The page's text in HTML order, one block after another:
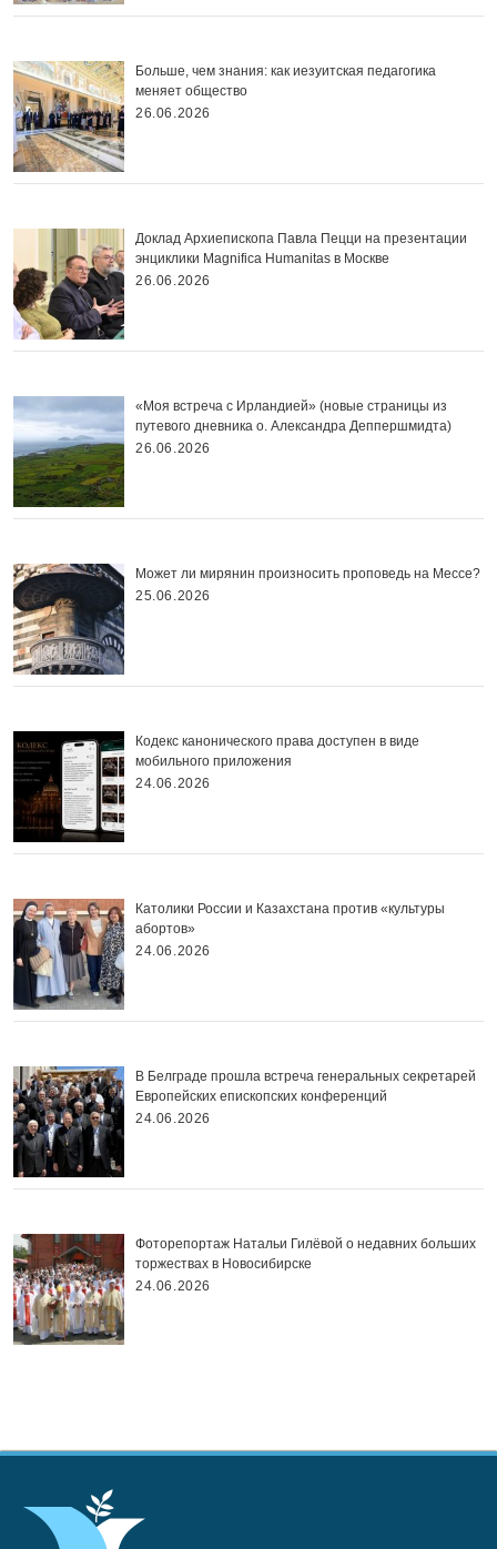
Больше, чем знания: как иезуитская педагогика
меняет общество
26.06.2026
Доклад Архиепископа Павла Пецци на презентации
энциклики Magnifica Нumanitas в Москве
26.06.2026
«Моя встреча с Ирландией» (новые страницы из
путевого дневника о. Александра Деппершмидта)
26.06.2026
Может ли мирянин произносить проповедь на Мессе?
25.06.2026
Кодекс канонического права доступен в виде
мобильного приложения
24.06.2026
Католики России и Казахстана против «культуры
абортов»
24.06.2026
В Белграде прошла встреча генеральных секретарей
Европейских епископских конференций
24.06.2026
Фоторепортаж Натальи Гилёвой о недавних больших
торжествах в Новосибирске
24.06.2026